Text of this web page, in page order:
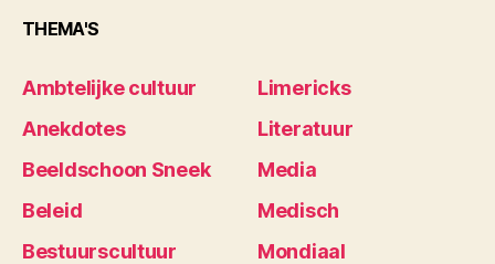
THEMA'S
Ambtelijke cultuur
Anekdotes
Beeldschoon Sneek
Beleid
Bestuurscultuur
Limericks
Literatuur
Media
Medisch
Mondiaal